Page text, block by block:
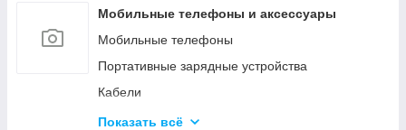
Материалы для производства газобетона и
пенобетона
Ёмкости
Мобильные телефоны и аксессуары
Мобильные телефоны
Портативные зарядные устройства
Кабели
Зарядные устройства
Показать всё